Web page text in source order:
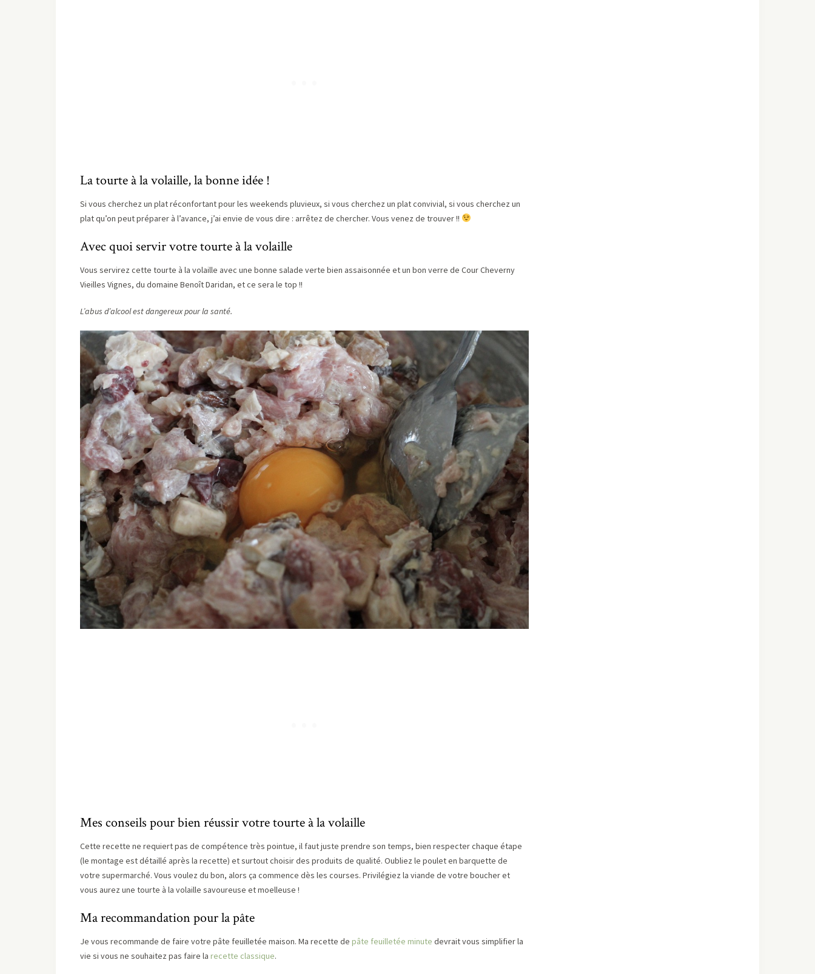
La tourte à la volaille, la bonne idée !
Si vous cherchez un plat réconfortant pour les weekends pluvieux, si vous cherchez un plat convivial, si vous cherchez un
plat qu’on peut préparer à l’avance, j’ai envie de vous dire : arrêtez de chercher. Vous venez de trouver !!
Avec quoi servir votre tourte à la volaille
Vous servirez cette tourte à la volaille avec une bonne salade verte bien assaisonnée et un bon verre de Cour Cheverny
Vieilles Vignes, du domaine Benoît Daridan, et ce sera le top !!
L’abus d’alcool est dangereux pour la santé.
Mes conseils pour bien réussir votre tourte à la volaille
Cette recette ne requiert pas de compétence très pointue, il faut juste prendre son temps, bien respecter chaque étape
(le montage est détaillé après la recette) et surtout choisir des produits de qualité. Oubliez le poulet en barquette de
votre supermarché. Vous voulez du bon, alors ça commence dès les courses. Privilégiez la viande de votre boucher et
vous aurez une tourte à la volaille savoureuse et moelleuse !
Ma recommandation pour la pâte
Je vous recommande de faire votre pâte feuilletée maison. Ma recette de pâte feuilletée minute devrait vous simplifier la
vie si vous ne souhaitez pas faire la recette classique.